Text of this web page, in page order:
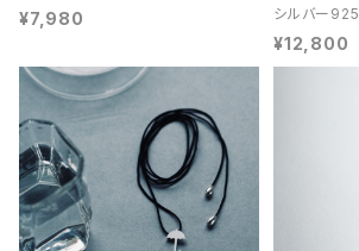
¥7,980
シルバー925
¥12,800